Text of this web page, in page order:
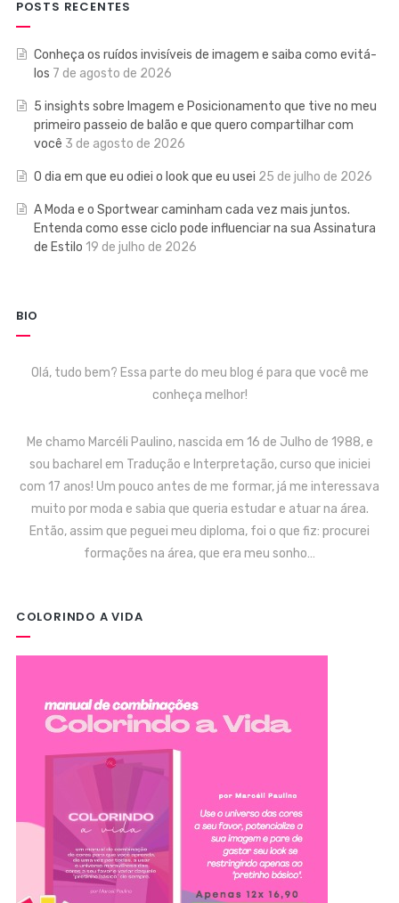
POSTS RECENTES
Conheça os ruídos invisíveis de imagem e saiba como evitá-
los 7 de agosto de 2026
5 insights sobre Imagem e Posicionamento que tive no meu
primeiro passeio de balão e que quero compartilhar com
você 3 de agosto de 2026
O dia em que eu odiei o look que eu usei 25 de julho de 2026
A Moda e o Sportwear caminham cada vez mais juntos.
Entenda como esse ciclo pode influenciar na sua Assinatura
de Estilo 19 de julho de 2026
BIO
Olá, tudo bem? Essa parte do meu blog é para que você me
conheça melhor!
Me chamo Marcéli Paulino, nascida em 16 de Julho de 1988, e
sou bacharel em Tradução e Interpretação, curso que iniciei
com 17 anos! Um pouco antes de me formar, já me interessava
muito por moda e sabia que queria estudar e atuar na área.
Então, assim que peguei meu diploma, foi o que fiz: procurei
formações na área, que era meu sonho…
COLORINDO A VIDA